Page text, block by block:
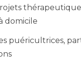
domicile
puéricultrices,